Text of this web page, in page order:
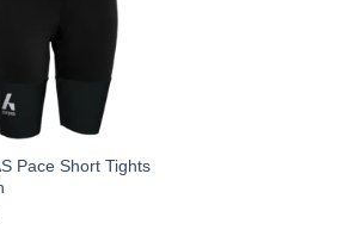
Pace Short Tights